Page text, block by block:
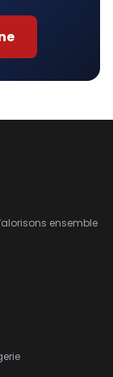
ensemble